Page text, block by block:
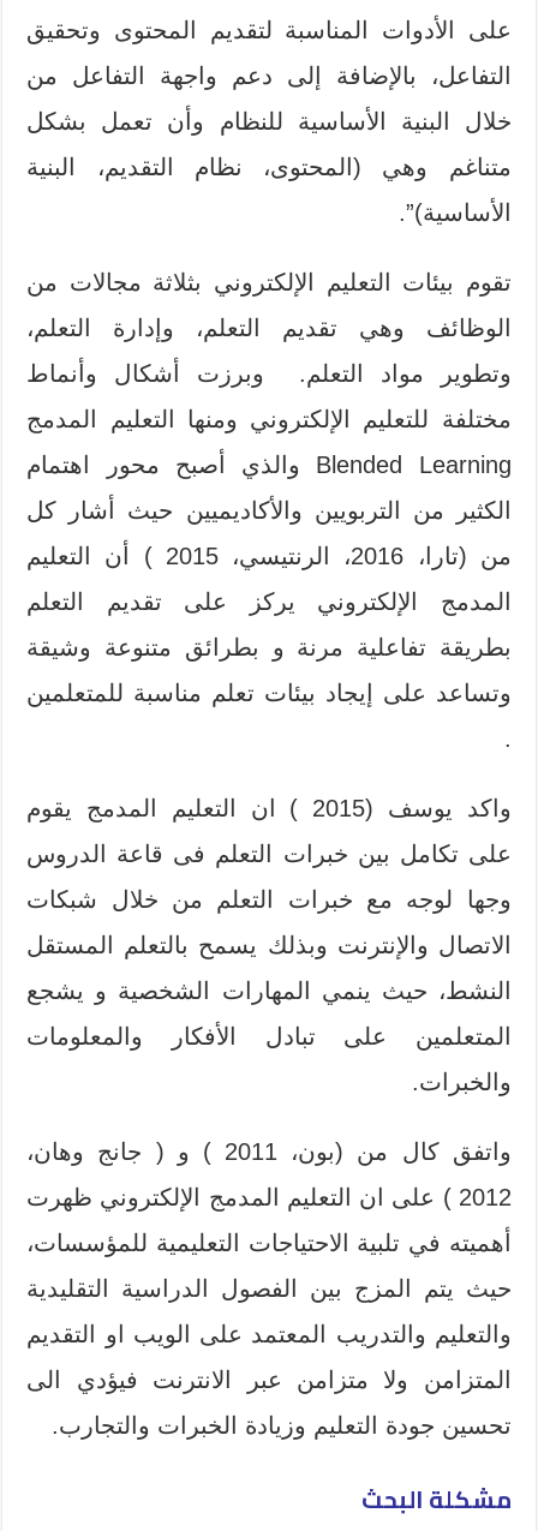
على الأدوات المناسبة لتقديم المحتوى وتحقيق
التفاعل، بالإضافة إلى دعم واجهة التفاعل من
خلال البنية الأساسية للنظام وأن تعمل بشكل
متناغم وهي (المحتوى، نظام التقديم، البنية
الأساسية)”.
تقوم بيئات التعليم الإلكتروني بثلاثة مجالات من
الوظائف وهي تقديم التعلم، وإدارة التعلم،
وتطوير مواد التعلم. وبرزت أشكال وأنماط
مختلفة للتعليم الإلكتروني ومنها التعليم المدمج
Blended Learning والذي أصبح محور اهتمام
الكثير من التربويين والأكاديميين حيث أشار كل
من (تارا، 2016، الرنتيسي، 2015 ) أن التعليم
المدمج الإلكتروني يركز على تقديم التعلم
بطريقة تفاعلية مرنة و بطرائق متنوعة وشيقة
وتساعد على إيجاد بيئات تعلم مناسبة للمتعلمين
.
واكد يوسف (2015 ) ان التعليم المدمج يقوم
على تكامل بين خبرات التعلم فى قاعة الدروس
وجها لوجه مع خبرات التعلم من خلال شبكات
الاتصال والإنترنت وبذلك يسمح بالتعلم المستقل
النشط، حيث ينمي المهارات الشخصية و يشجع
المتعلمين على تبادل الأفكار والمعلومات
والخبرات.
واتفق كال من (بون، 2011 ) و ( جانج وهان،
2012 ) على ان التعليم المدمج الإلكتروني ظهرت
أهميته في تلبية الاحتياجات التعليمية للمؤسسات،
حيث يتم المزج بين الفصول الدراسية التقليدية
والتعليم والتدريب المعتمد على الويب او التقديم
المتزامن ولا متزامن عبر الانترنت فيؤدي الى
تحسين جودة التعليم وزيادة الخبرات والتجارب.
مشكلة البحث